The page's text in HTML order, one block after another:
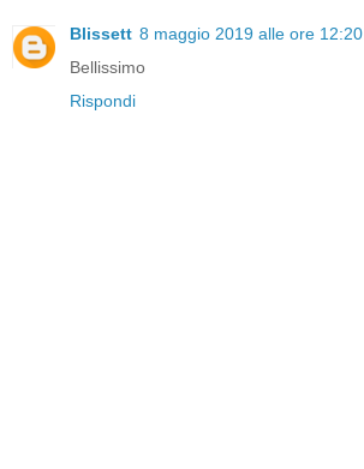
Blissett 8 maggio 2019 alle ore 12:20
Bellissimo
Rispondi